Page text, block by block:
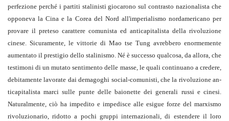
perfezione perché i partiti stali­nisti giocarono sul contrasto nazionalista che
opponeva la Cina e la Corea del Nord all'imperialismo nordamericano per
prova­re il preteso carattere comunista ed antica­pitalista della rivoluzione
cinese. Sicura­mente, le vittorie di Mao tse Tung avreb­bero enormemente
aumentato il prestigio dello stalinismo. Né è successo qualcosa, da allora, che
testimoni di un mutato senti­mento delle masse, le quali continuano a credere,
debitamente lavorate dai demagoghi social-comunisti, che la rivoluzione an­
ticapitalista marci sulle punte delle baio­nette dei generali russi e cinesi.
Natural­mente, ciò ha impedito e impedisce alle esigue forze del marxismo
rivoluzionario, ridotto a pochi gruppi internazionali, di estendere il loro